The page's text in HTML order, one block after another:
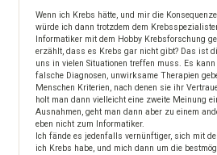
Wenn ich Krebs hätte, und mir die
würde ich dann trotzdem dem
Informatiker mit dem Hobby Krebsforschung
erzählt, dass es Krebs gar nicht gibt? Das ist
uns in vielen Situationen treffen muss. Es
falsche Diagnosen, unwirksame Therapien
Menschen Kriterien, nach denen sie ihr
holt man dann vielleicht eine zweite Meinung
Ausnahmen, geht man dann aber zu einem
eben nicht zum Informatiker.
Ich fände es jedenfalls vernünftiger, sich mit
ich Krebs habe, und mich dann um die